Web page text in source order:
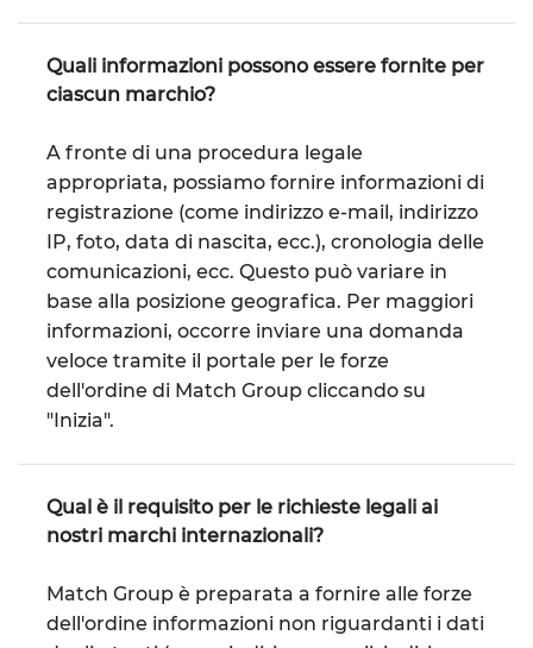
Quali informazioni possono essere fornite per
ciascun marchio?
A fronte di una procedura legale
appropriata, possiamo fornire informazioni di
registrazione (come indirizzo e-mail, indirizzo
IP, foto, data di nascita, ecc.), cronologia delle
comunicazioni, ecc. Questo può variare in
base alla posizione geografica. Per maggiori
informazioni, occorre inviare una domanda
veloce tramite il portale per le forze
dell'ordine di Match Group cliccando su
"Inizia".
Qual è il requisito per le richieste legali ai
nostri marchi internazionali?
Match Group è preparata a fornire alle forze
dell'ordine informazioni non riguardanti i dati